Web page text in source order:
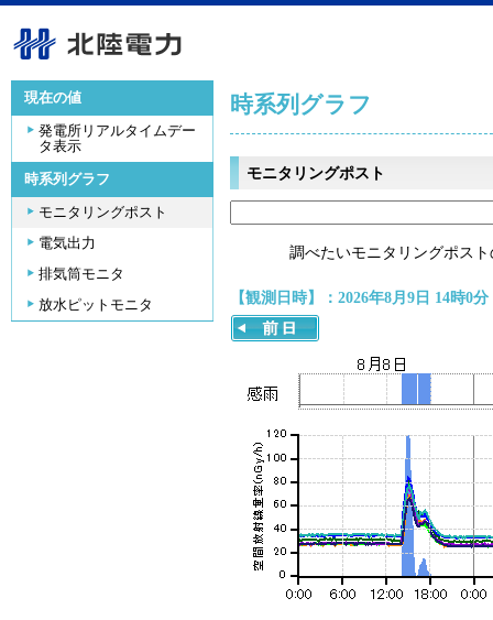
現在の値
発電所リアルタイムデー
タ表示
時系列グラフ
モニタリングポスト
電気出力
排気筒モニタ
放水ピットモニタ
時系列グラフ
モニタリングポスト
調べたいモニタリングポス
【観測日時】：2026年8月9日 14時0分